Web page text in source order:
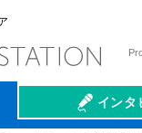
インタ